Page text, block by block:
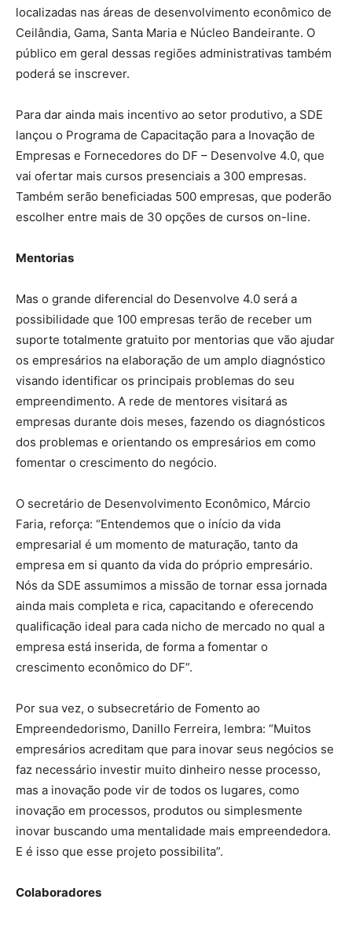
localizadas nas áreas de desenvolvimento econômico de
Ceilândia, Gama, Santa Maria e Núcleo Bandeirante. O
público em geral dessas regiões administrativas também
poderá se inscrever.
Para dar ainda mais incentivo ao setor produtivo, a SDE
lançou o Programa de Capacitação para a Inovação de
Empresas e Fornecedores do DF – Desenvolve 4.0, que
vai ofertar mais cursos presenciais a 300 empresas.
Também serão beneficiadas 500 empresas, que poderão
escolher entre mais de 30 opções de cursos on-line.
Mentorias
Mas o grande diferencial do Desenvolve 4.0 será a
possibilidade que 100 empresas terão de receber um
suporte totalmente gratuito por mentorias que vão ajudar
os empresários na elaboração de um amplo diagnóstico
visando identificar os principais problemas do seu
empreendimento. A rede de mentores visitará as
empresas durante dois meses, fazendo os diagnósticos
dos problemas e orientando os empresários em como
fomentar o crescimento do negócio.
O secretário de Desenvolvimento Econômico, Márcio
Faria, reforça: “Entendemos que o início da vida
empresarial é um momento de maturação, tanto da
empresa em si quanto da vida do próprio empresário.
Nós da SDE assumimos a missão de tornar essa jornada
ainda mais completa e rica, capacitando e oferecendo
qualificação ideal para cada nicho de mercado no qual a
empresa está inserida, de forma a fomentar o
crescimento econômico do DF”.
Por sua vez, o subsecretário de Fomento ao
Empreendedorismo, Danillo Ferreira, lembra: “Muitos
empresários acreditam que para inovar seus negócios se
faz necessário investir muito dinheiro nesse processo,
mas a inovação pode vir de todos os lugares, como
inovação em processos, produtos ou simplesmente
inovar buscando uma mentalidade mais empreendedora.
E é isso que esse projeto possibilita”.
Colaboradores